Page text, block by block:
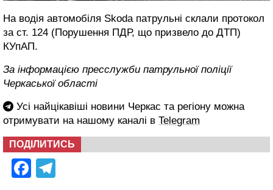
На водія автомобіля Skoda патрульні склали протокол
за ст. 124 (Порушення ПДР, що призвело до ДТП)
КУпАП.
За інформацією пресслужби патрульної поліції
Черкаської області
Усі найцікавіші новини Черкас та регіону можна
отримувати на нашому каналі в Telegram
ПОДІЛИТИСЬ
Facebook